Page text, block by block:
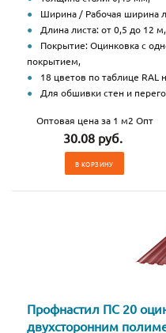
Ширина / Рабочая ширина
Длина листа: от 0,5 до 12 м,
Покрытие: Оцинковка с
покрытием,
18 цветов по таблице RAL
Для обшивки стен и
Оптовая цена за 1 м2 Опт
30.08 руб.
В КОРЗИНУ
Профнастил ПС 20
двухсторонним